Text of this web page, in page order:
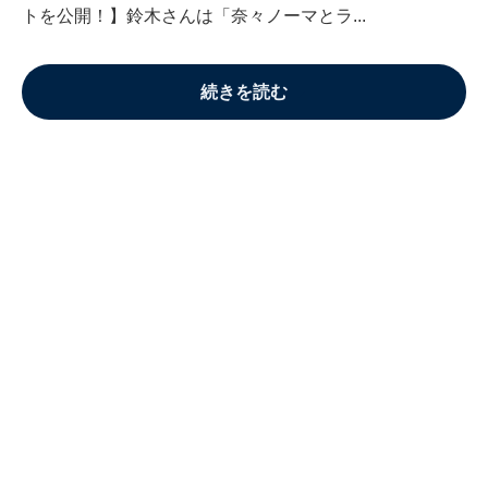
トを公開！】鈴木さんは「奈々ノーマとラ...
続きを読む